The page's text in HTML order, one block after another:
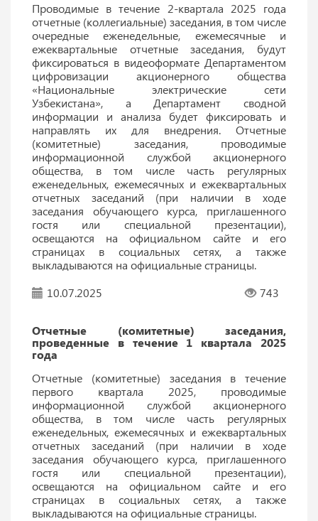
Проводимые в течение 2-квартала 2025 года
отчетные (коллегиальные) заседания, в том числе
очередные еженедельные, ежемесячные и
ежеквартальные отчетные заседания, будут
фиксироваться в видеоформате Департаментом
цифровизации акционерного общества
«Национальные электрические сети
Узбекистана», а Департамент сводной
информации и анализа будет фиксировать и
направлять их для внедрения. Отчетные
(комитетные) заседания, проводимые
информационной службой акционерного
общества, в том числе часть регулярных
еженедельных, ежемесячных и ежеквартальных
отчетных заседаний (при наличии в ходе
заседания обучающего курса, приглашенного
гостя или специальной презентации),
освещаются на официальном сайте и его
страницах в социальных сетях, а также
выкладываются на официальные страницы.
10.07.2025
743
Отчетные (комитетные) заседания,
проведенные в течение 1 квартала 2025
года
Отчетные (комитетные) заседания в течение
первого квартала 2025, проводимые
информационной службой акционерного
общества, в том числе часть регулярных
еженедельных, ежемесячных и ежеквартальных
отчетных заседаний (при наличии в ходе
заседания обучающего курса, приглашенного
гостя или специальной презентации),
освещаются на официальном сайте и его
страницах в социальных сетях, а также
выкладываются на официальные страницы.